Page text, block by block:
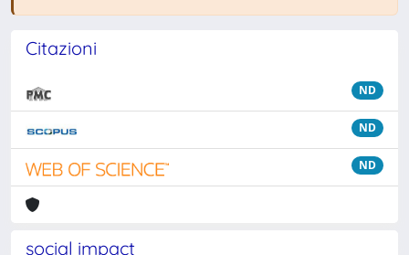
Citazioni
ND
ND
ND
social impact